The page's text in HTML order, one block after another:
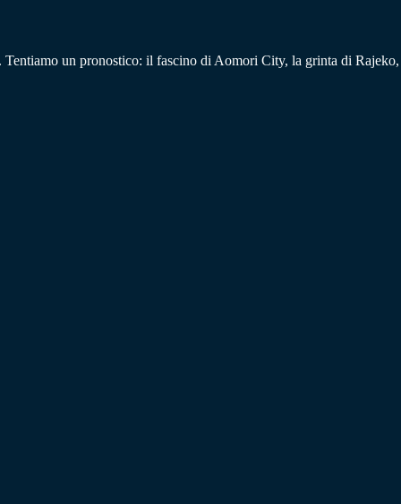
un pronostico: il fascino di Aomori City, la grinta di Rajeko,